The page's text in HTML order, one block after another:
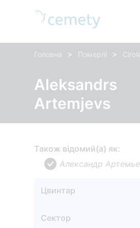
Головна > Померлі >
Aleksandrs
Artemjevs
Також відомий(а) як:
Александр
Цвинтар
Сектор